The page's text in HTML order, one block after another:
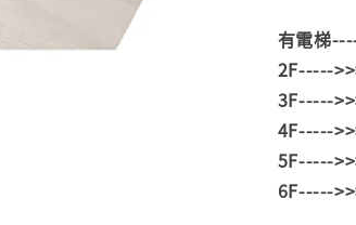
有電梯
2F-----
3F-----
4F-----
5F-----
6F-----